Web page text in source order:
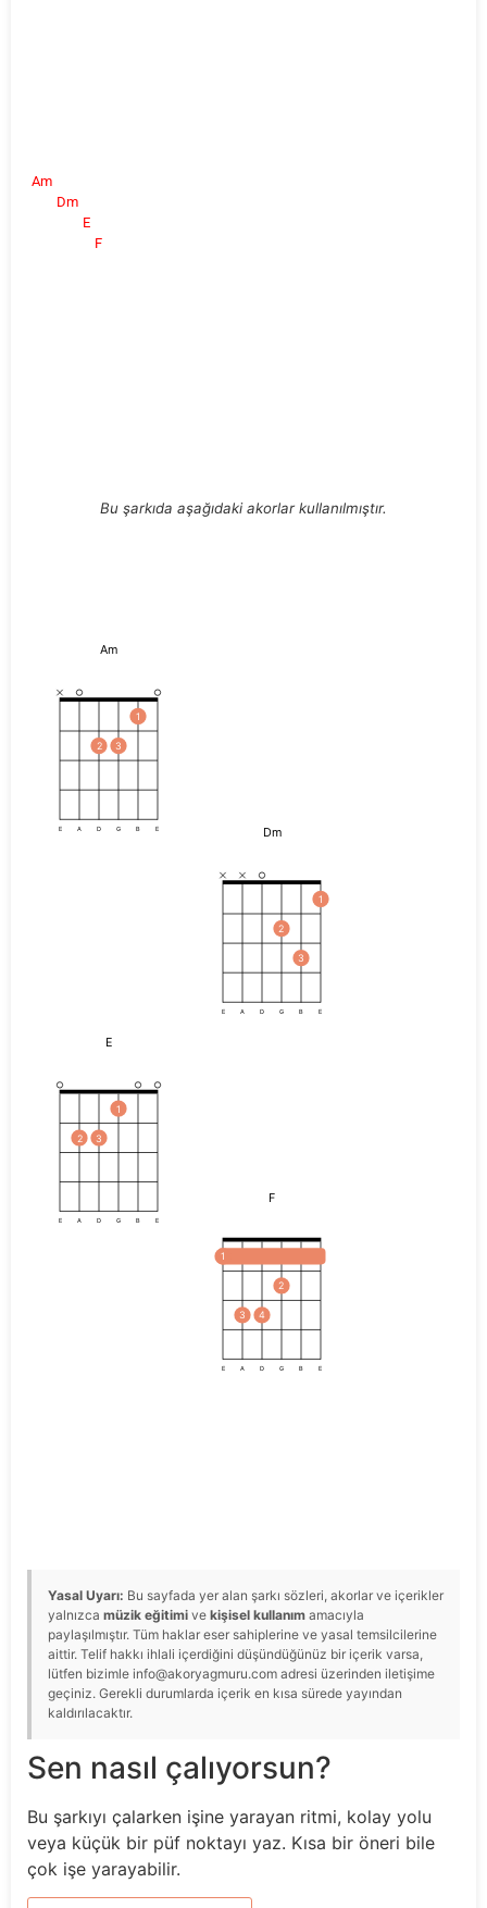
Am
Dm
E
F
Bu şarkıda aşağıdaki akorlar kullanılmıştır.
Am
2 3
1
E A D G B E Dm
2
3
1
E A D G B E
E
2 3
1
E A D G B E
F
1
3 4
2
E A D G B E
Yasal Uyarı: Bu sayfada yer alan şarkı sözleri, akorlar ve içerikler
yalnızca müzik eğitimi ve kişisel kullanım amacıyla
paylaşılmıştır. Tüm haklar eser sahiplerine ve yasal temsilcilerine
aittir. Telif hakkı ihlali içerdiğini düşündüğünüz bir içerik varsa,
lütfen bizimle info@akoryagmuru.com adresi üzerinden iletişime
geçiniz. Gerekli durumlarda içerik en kısa sürede yayından
kaldırılacaktır.
Sen nasıl çalıyorsun?
Bu şarkıyı çalarken işine yarayan ritmi, kolay yolu
veya küçük bir püf noktayı yaz. Kısa bir öneri bile
çok işe yarayabilir.